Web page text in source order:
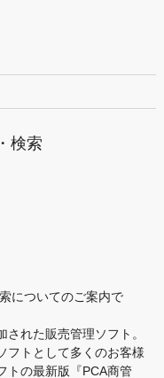
検索
についてのご案内で
れた販売管理ソフト。
フトとして多くのお客様
トの最新版『PCA商管